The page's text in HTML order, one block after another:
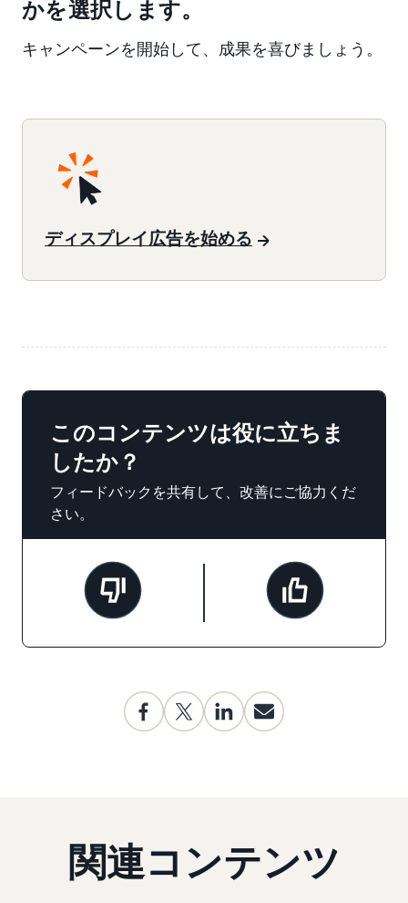
かを選択します。
キャンペーンを開始して、成果を喜びましょう。
ディスプレイ広告を始める
このコンテンツは役に立ちま
したか？
フィードバックを共有して、改善にご協力くだ
さい。
関連コンテンツ